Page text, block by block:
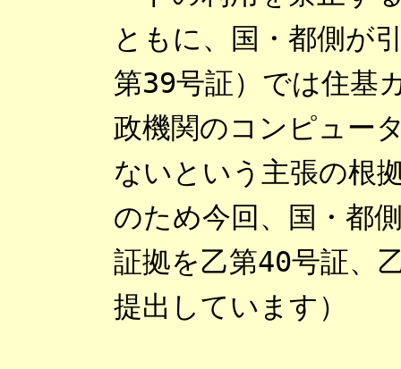
ともに、国・都側が
第39号証）では住基
政機関のコンピュー
ないという主張の根
のため今回、国・都
証拠を乙第40号証、
提出しています）